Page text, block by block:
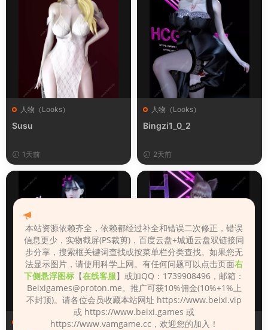
人物（Looks）
Susu
1天前
人物（Looks）
Bingzi1_0_2
2天前
人物（Looks） 人物（Looks）
本站资源依赖齐全，依赖都经过补全和错误二次修正，错误
信息更少，实物截屏(PS裁剪)，百度云盘+城通云盘双链接同
步分享，搜索框关键词查找或按菜单栏分类查找。如果您无
法显示图片，请使用科学上网。有任何问题可以点击页面右
下侧悬浮图标 【在线客服】或加QQ：1739908496，邮箱：
Beixigames@proton.me。推广可获10%佣金(10%+1%上
不封顶)。请各位会员收藏本站网址 https://www.beixi.vip
或 https://www.beixi.games 或
https://www.vamgame.cc，欢迎您的加入！